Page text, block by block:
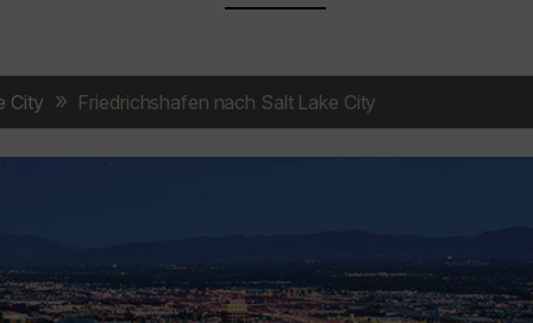
City Friedrichshafen nach Salt Lake City